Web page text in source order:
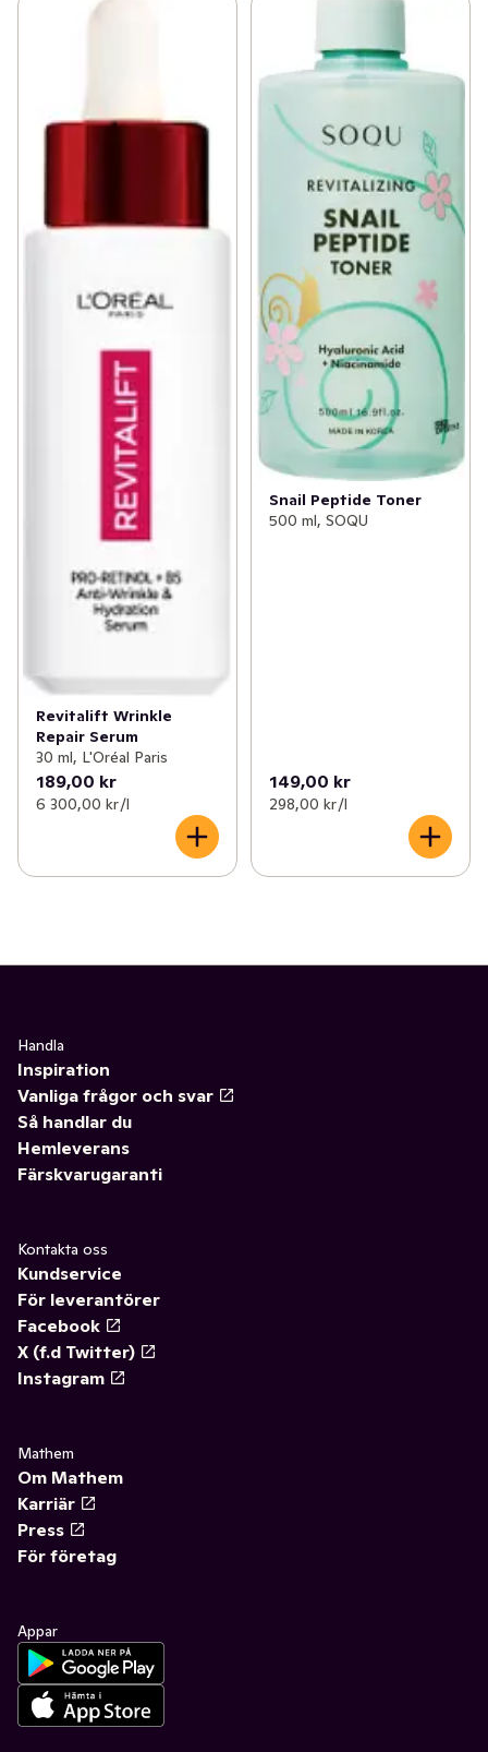
Revitalift Wrinkle
Repair Serum
30 ml, L'Oréal Paris
189,00 kr
6 300,00 kr /l
Snail Peptide Toner
500 ml, SOQU
149,00 kr
298,00 kr /l
Handla
Inspiration
Vanliga frågor och svar
Så handlar du
Hemleverans
Färskvarugaranti
Kontakta oss
Kundservice
För leverantörer
Facebook
X (f.d Twitter)
Instagram
Mathem
Om Mathem
Karriär
Press
För företag
Appar